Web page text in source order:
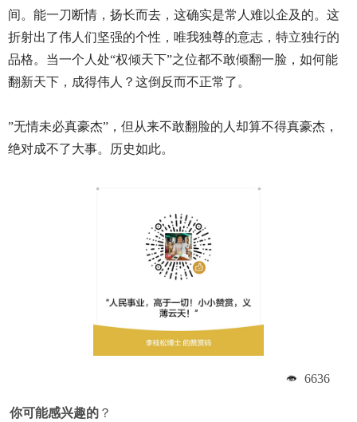
间。能一刀断情，扬长而去，这确实是常人难以企及的。这
折射出了伟人们坚强的个性，唯我独尊的意志，特立独行的
品格。当一个人处“权倾天下”之位都不敢倾翻一脸，如何能
翻新天下，成得伟人？这倒反而不正常了。
”无情未必真豪杰”，但从来不敢翻脸的人却算不得真豪杰，
绝对成不了大事。历史如此。
6636
你可能感兴趣的 ？